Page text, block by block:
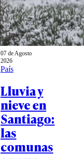
07 de Agosto
2026
País
Lluvia y
nieve en
Santiago:
las
comunas